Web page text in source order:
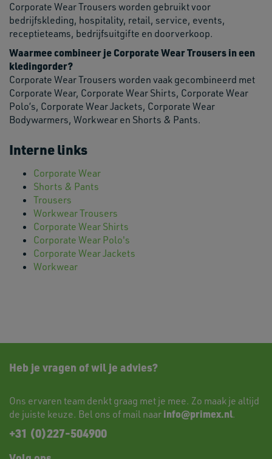
Corporate Wear Trousers worden gebruikt voor
bedrijfskleding, hospitality, retail, service, events,
receptieteams, bedrijfsuitgifte en doorverkoop.
Waarmee combineer je Corporate Wear Trousers in een
kledingorder?
Corporate Wear Trousers worden vaak gecombineerd met
Corporate Wear, Corporate Wear Shirts, Corporate Wear
Polo’s, Corporate Wear Jackets, Corporate Wear
Bodywarmers, Workwear en Shorts & Pants.
Interne links
Corporate Wear
Shorts & Pants
Trousers
Workwear Trousers
Corporate Wear Shirts
Corporate Wear Polo's
Corporate Wear Jackets
Workwear
Heb je vragen of wil je advies?
Ons ervaren team denkt graag met je mee. Zo maak je altijd
de juiste keuze. Bel ons of mail naar info@primex.nl.
+31 (0)227-504900